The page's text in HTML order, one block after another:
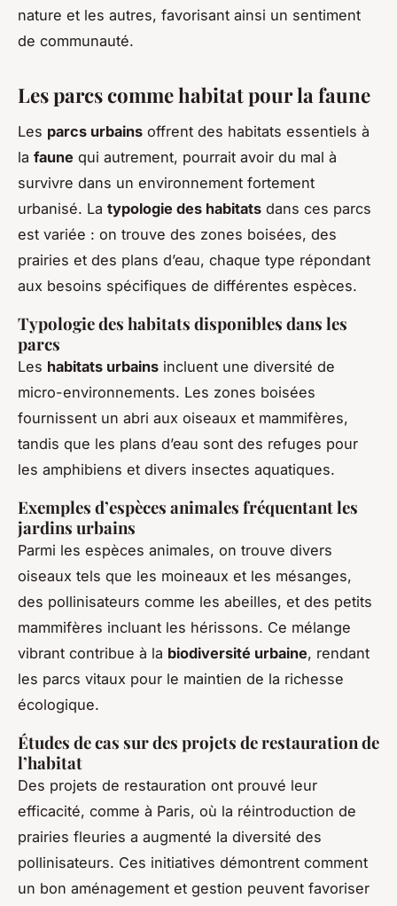
nature et les autres, favorisant ainsi un sentiment
de communauté.
Les parcs comme habitat pour la faune
Les parcs urbains offrent des habitats essentiels à
la faune qui autrement, pourrait avoir du mal à
survivre dans un environnement fortement
urbanisé. La typologie des habitats dans ces parcs
est variée : on trouve des zones boisées, des
prairies et des plans d’eau, chaque type répondant
aux besoins spécifiques de différentes espèces.
Typologie des habitats disponibles dans les
parcs
Les habitats urbains incluent une diversité de
micro-environnements. Les zones boisées
fournissent un abri aux oiseaux et mammifères,
tandis que les plans d’eau sont des refuges pour
les amphibiens et divers insectes aquatiques.
Exemples d’espèces animales fréquentant les
jardins urbains
Parmi les espèces animales, on trouve divers
oiseaux tels que les moineaux et les mésanges,
des pollinisateurs comme les abeilles, et des petits
mammifères incluant les hérissons. Ce mélange
vibrant contribue à la biodiversité urbaine, rendant
les parcs vitaux pour le maintien de la richesse
écologique.
Études de cas sur des projets de restauration de
l’habitat
Des projets de restauration ont prouvé leur
efficacité, comme à Paris, où la réintroduction de
prairies fleuries a augmenté la diversité des
pollinisateurs. Ces initiatives démontrent comment
un bon aménagement et gestion peuvent favoriser